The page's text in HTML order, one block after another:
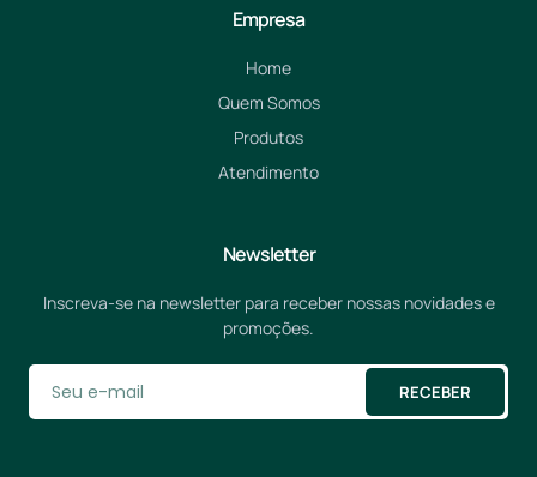
Empresa
Home
Quem Somos
Produtos
Atendimento
Newsletter
Inscreva-se na newsletter para receber nossas novidades e
promoções.
RECEBER